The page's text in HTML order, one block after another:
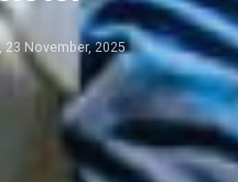
23 November, 2025